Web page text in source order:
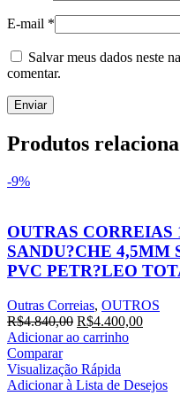
E-mail *
Salvar meus dados neste
comentar.
Produtos
-9%
OUTRAS CORREIAS
SANDU?CHE 4,5MM
PVC PETR?LEO
Outras Correias, OUTROS
R$4.840,00 O
preço
era:
R$4.840,00.
R$4.400,00O
Adicionar ao carrinho
Comparar
Visualização Rápida
Adicionar à Lista de Desejos